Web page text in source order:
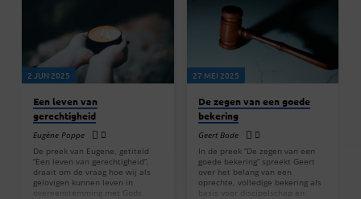
volharding, zelfbeheersing en
doelgerichtheid te leven. Hij
bespreekt een viertal Bijbelse
voorbeelden van mensen die
deze race hebben uitgerend.
Kaleb vertrouwde veertig jaar op
Gods belofte…
water en het opwekken van een
dode, waarmee Hij hen niet
alleen opdraagt, maar ook
bekrachtigt. Discipelschap
betekent dan ook: vertrouwen op
2 JUN 2025
Een leven van
gerechtigheid
Eugène Poppe
De preek van Eugene, getiteld
“Een leven van gerechtigheid”,
draait om de vraag hoe wij als
gelovigen kunnen leven in
overeenstemming met Gods
27 MEI 2025
De zegen van een goede
bekering
Geert Bode
In de preek “De zegen van een
goede bekering” spreekt Geert
over het belang van een
oprechte, volledige bekering als
basis voor discipelschap en